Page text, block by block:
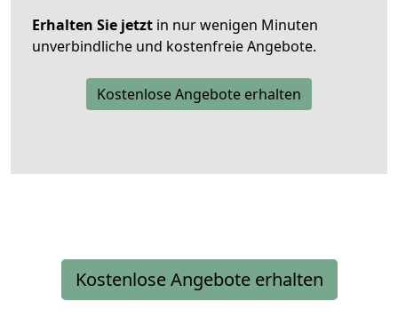
Erhalten Sie jetzt in nur wenigen Minuten
unverbindliche und kostenfreie Angebote.
Kostenlose Angebote erhalten
Kostenlose Angebote erhalten